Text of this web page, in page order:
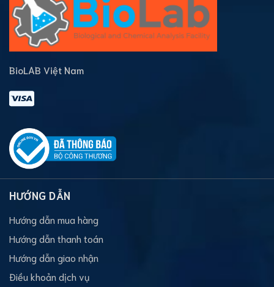
BioLAB Việt Nam
HƯỚNG DẪN
Hướng dẫn mua hàng
Hướng dẫn thanh toán
Hướng dẫn giao nhận
Điều khoản dịch vụ